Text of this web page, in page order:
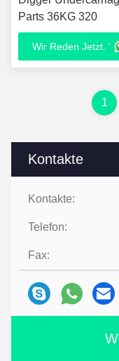
Kontakte
Kontakte:
Telefon:
Fax:
Parts 36KG 320
Wir Reden Jetzt. '
1